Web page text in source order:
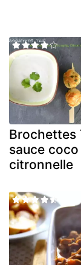
Brochettes
sauce coco
citronnelle